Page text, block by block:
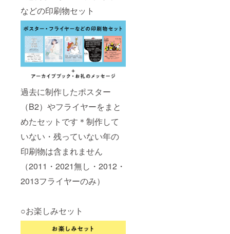
などの印刷物セット
過去に制作したポスター
（B2）やフライヤーをまと
めたセットです＊制作して
いない・残っていない年の
印刷物は含まれません
（2011・2021無し・2012・
2013フライヤーのみ）
○お楽しみセット